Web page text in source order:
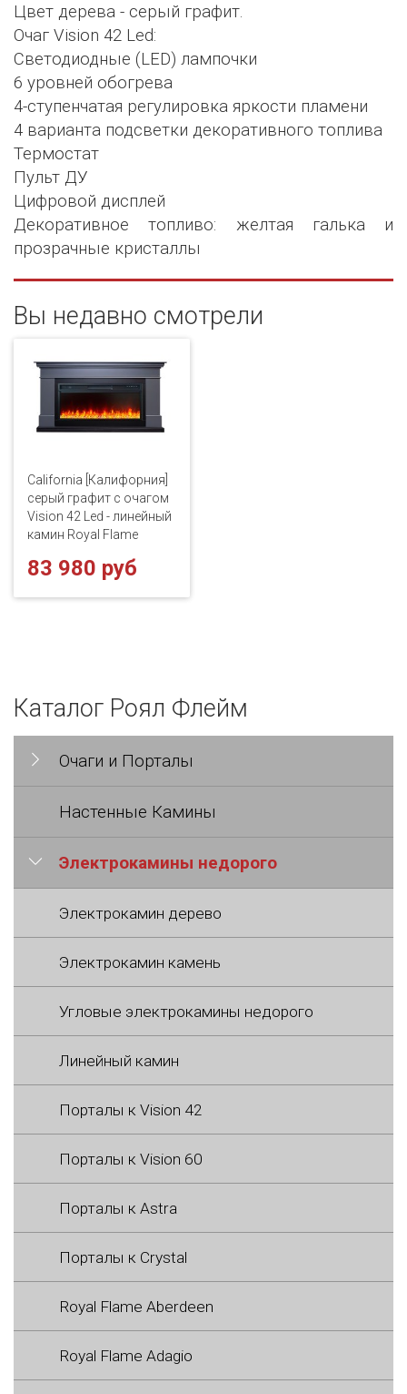
Цвет дерева - серый графит.
Очаг Vision 42 Led:
Светодиодные (LED) лампочки
6 уровней обогрева
4-ступенчатая регулировка яркости пламени
4 варианта подсветки декоративного топлива
Термостат
Пульт ДУ
Цифровой дисплей
Декоративное топливо: желтая галька и
прозрачные кристаллы
Вы недавно смотрели
California [Калифорния]
серый графит с очагом
Vision 42 Led - линейный
камин Royal Flame
83 980 руб
Каталог Роял Флейм
Очаги и Порталы
Настенные Камины
Электрокамины недорого
Электрокамин дерево
Электрокамин камень
Угловые электрокамины недорого
Линейный камин
Порталы к Vision 42
Порталы к Vision 60
Порталы к Astra
Порталы к Crystal
Royal Flame Aberdeen
Royal Flame Adagio